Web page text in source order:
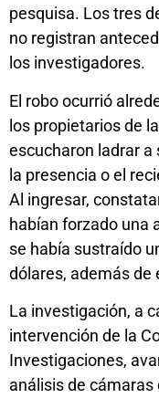
pesquisa. Los tres
no registran
los investigadores.
El robo ocurrió
los propietarios de
escucharon ladrar a
la presencia o el
Al ingresar,
habían forzado una
se había sustraído
dólares, además de
La investigación, a
intervención de la
Investigaciones,
análisis de cámaras